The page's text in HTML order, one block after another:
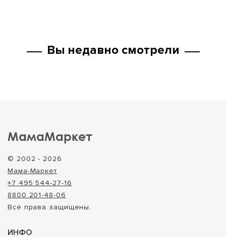
Вы недавно смотрели
МамаМаркет
© 2002 - 2026
Мама-Маркет
+7 495 544-27-16
8800 201-48-06
Все права защищены.
ИНФО